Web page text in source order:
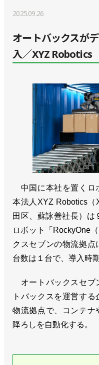
2025.09.26
オートバックスが
入／XYZ Robotics
中国に本社を置くロ
本法人XYZ Robotics
田区、蘇詠善社長）は
ロボット「RockyOne
クスセブンの物流拠点
台数は１台で、導入時
オートバックスセブ
トバックスを運営す
物流拠点で、コンテナ
降ろしを自動化する。